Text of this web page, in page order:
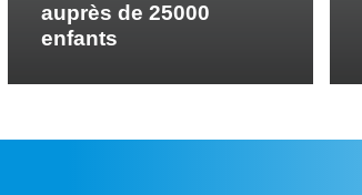
auprès de 25000
enfants